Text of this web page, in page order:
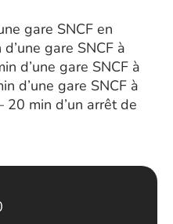
gare SNCF en
gare SNCF à
d’une gare SNCF à
d’une gare SNCF à
min d’un arrêt de